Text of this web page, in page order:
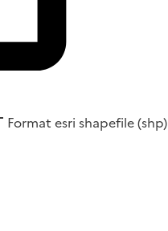
Format esri shapefile (shp)